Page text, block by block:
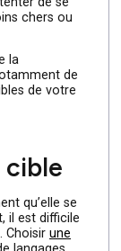
sur un
question de la
tenter de se
moins chers ou
notamment de
faibles de votre